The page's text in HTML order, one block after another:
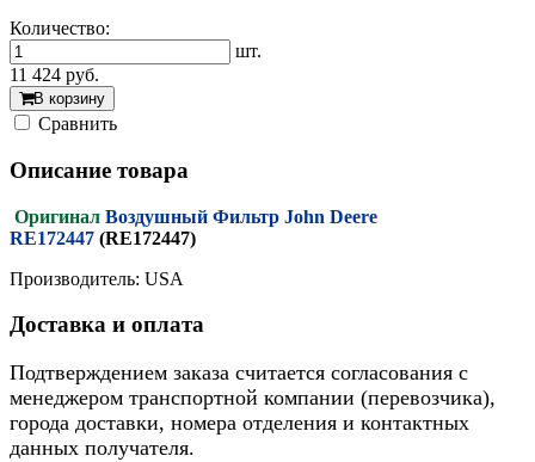
Количество:
шт.
11 424 руб.
В корзину
Cравнить
Описание товара
Оригинал Воздушный Фильтр John Deere
RE172447 (RE172447)
Производитель: USA
Доставка и оплата
Подтверждением заказа считается согласования с
менеджером транспортной компании (перевозчика),
города доставки, номера отделения и контактных
данных получателя.